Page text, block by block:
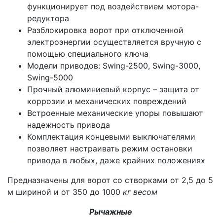
функционирует под воздействием мотора-
редуктора
Разблокировка ворот при отключенной
электроэнергии осуществляется вручную с
помощью специального ключа
Модели приводов: Swing-2500, Swing-3000,
Swing-5000
Прочный алюминиевый корпус – защита от
коррозии и механических повреждений
Встроенные механические упоры повышают
надежность привода
Комплектация концевыми выключателями
позволяет настраивать режим остановки
привода в любых, даже крайних положениях
Предназначены для ворот со створками от 2,5 до 5
м шириной и от 350 до 1000 кг весом
Рычажные